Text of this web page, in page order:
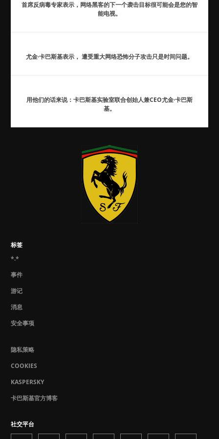
首席反病毒专家表示，网络黑客的下一个袭击目标很可能会是您的智
能电视。
尤金·卡巴斯基表示， 遭受重大网络恐怖分子攻击只是时间问题。
用他们的话来说：卡巴斯基实验室联合创始人兼CEO尤金·卡巴斯
基。
标签
*.*
事件
游记
消息
安全事项
隐私策略
COOKIES
KASPERSKY
卡巴斯基官方博客
社交平台